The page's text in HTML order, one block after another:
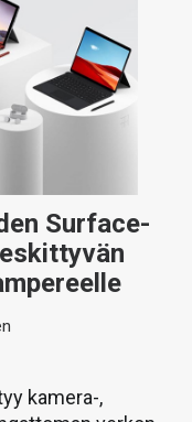
Surface-
kamera-,